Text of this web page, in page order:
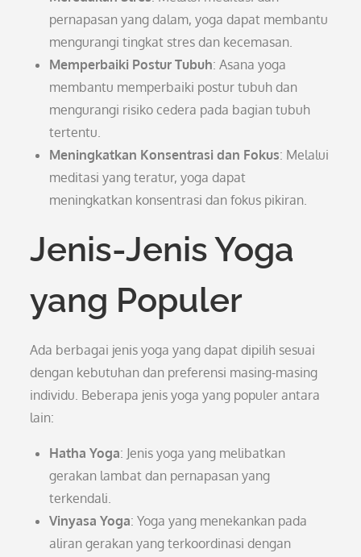
pernapasan yang dalam, yoga dapat membantu
mengurangi tingkat stres dan kecemasan.
Memperbaiki Postur Tubuh: Asana yoga
membantu memperbaiki postur tubuh dan
mengurangi risiko cedera pada bagian tubuh
tertentu.
Meningkatkan Konsentrasi dan Fokus: Melalui
meditasi yang teratur, yoga dapat
meningkatkan konsentrasi dan fokus pikiran.
Jenis-Jenis Yoga
yang Populer
Ada berbagai jenis yoga yang dapat dipilih sesuai
dengan kebutuhan dan preferensi masing-masing
individu. Beberapa jenis yoga yang populer antara
lain:
Hatha Yoga: Jenis yoga yang melibatkan
gerakan lambat dan pernapasan yang
terkendali.
Vinyasa Yoga: Yoga yang menekankan pada
aliran gerakan yang terkoordinasi dengan